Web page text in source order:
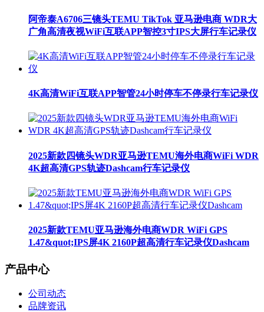
阿帝泰A6706三镜头TEMU TikTok 亚马逊电商 WDR大
广角高清夜视WiFi互联APP智控3寸IPS大屏行车记录仪
4K高清WiFi互联APP智管24小时停车不停录行车记录仪
2025新款四镜头WDR亚马逊TEMU海外电商WiFi WDR
4K超高清GPS轨迹Dashcam行车记录仪
2025新款TEMU亚马逊海外电商WDR WiFi GPS
1.47&quot;IPS屏4K 2160P超高清行车记录仪Dashcam
产品中心
公司动态
品牌资讯